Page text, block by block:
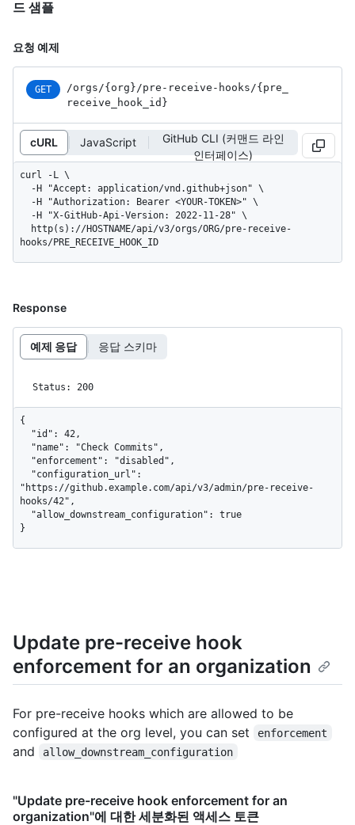
드 샘플
요청 예제
GET /orgs /{org} /pre-receive-hooks /{pre_
receive_
hook_ id}
cURL JavaScript
GitHub CLI (커맨드 라인
인터페이스)
curl -L \
hooks/PRE_RECEIVE_HOOK_ID
Response
예제 응답 응답 스키마
Status: 200
{
"https://github.example.com/api/v3/admin/pre-receive-
hooks/42",
}
Update pre-receive hook
enforcement for an organization
For pre-receive hooks which are allowed to be
configured at the org level, you can set
enforcement
and allow_downstream_configuration
"Update pre-receive hook enforcement for an
organization"에 대한 세분화된 액세스 토큰